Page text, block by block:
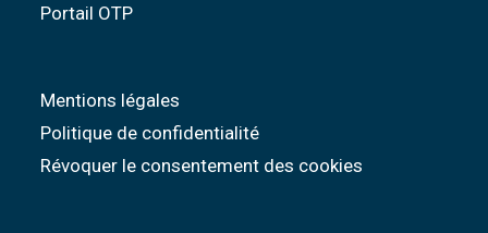
Portail OTP
Mentions légales
Politique de confidentialité
Révoquer le consentement des cookies